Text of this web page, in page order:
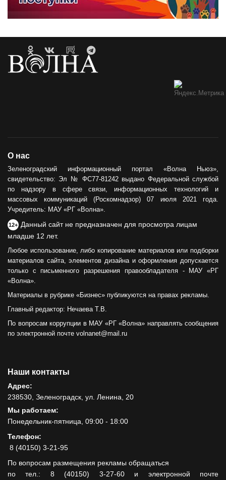
О нас
Зеленоградский информационный портал «Волна Ньюз»,
свидетельство: Эл № ФС77-81242 выдано Федеральной службой
по надзору в сфере связи, информационных технологий и
массовых коммуникаций (Роскомнадзор) 07 июля 2021 года.
Учредитель: МАУ «РГ «Волна».
12+ Данный сайт не предназначен для просмотра лицам
младше 12 лет.
Любое использование, либо копирование материалов или подборки
материалов сайта, элементов дизайна и оформления допускается
только с письменного разрешения правообладателя - МАУ «РГ
«Волна».
Материалы в рубрике «Бизнес» публикуются на правах рекламы.
Главный редактор: Нечаева Т.В.
По вопросам коррупции в МАУ «РГ «Волна» направлять сообщения
по электронной почте volnanet@mail.ru
Наши контакты
Адрес:
238530, Зеленоградск, ул. Ленина, 20
Мы работаем:
Понедельник-пятница, 09:00 - 18:00
Телефон:
8 (40150) 3-21-95
По вопросам размещения рекламы обращаться
по тел.: 8 (40150) 3-27-60 и электронной почте